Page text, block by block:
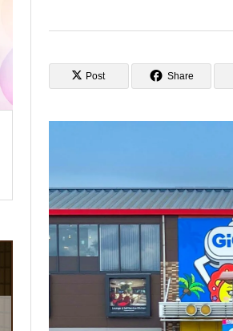
Post Share